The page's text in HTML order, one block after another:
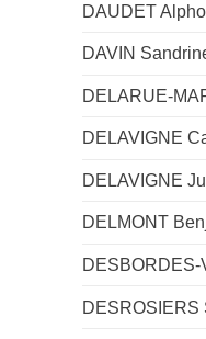
DAUDET
DAVIN
DELARUE-
DELAVIGNE
DELAVIGNE
DELMONT
DESBORDES-
DESROSIERS